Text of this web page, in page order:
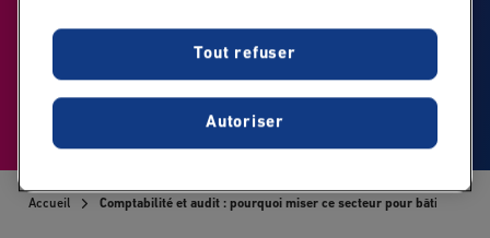
pour bâtir sa
carrière?
Accueil Comptabilité et audit : pourquoi miser ce secteur pour bâtir sa
Tout refuser
Autoriser